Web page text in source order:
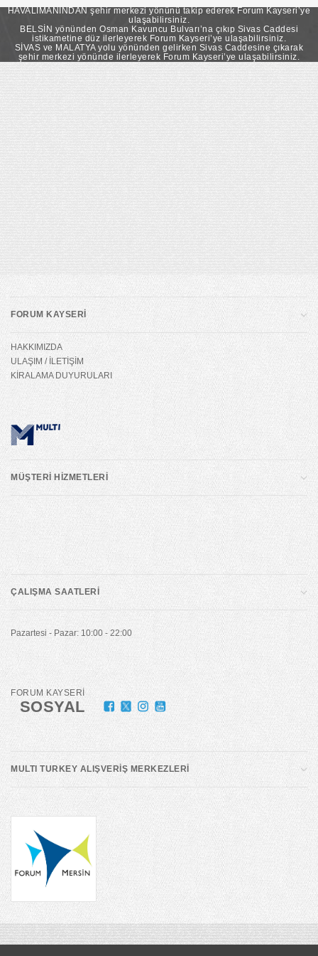
HAVALİMANINDAN şehir merkezi yönünü takip ederek Forum Kayseri’ye
ulaşabilirsiniz.
BELSİN yönünden Osman Kavuncu Bulvarı’na çıkıp Sivas Caddesi
istikametine düz ilerleyerek Forum Kayseri’ye ulaşabilirsiniz.
SİVAS ve MALATYA yolu yönünden gelirken Sivas Caddesine çıkarak
şehir merkezi yönünde ilerleyerek Forum Kayseri’ye ulaşabilirsiniz.
FORUM KAYSERİ
HAKKIMIZDA
ULAŞIM / İLETİŞİM
KİRALAMA DUYURULARI
MÜŞTERİ HİZMETLERİ
ÇALIŞMA SAATLERİ
Pazartesi - Pazar: 10:00 - 22:00
FORUM KAYSERİ
SOSYAL
MULTI TURKEY ALIŞVERİŞ MERKEZLERİ